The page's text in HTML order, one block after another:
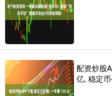
配资炒股
亿, 稳定